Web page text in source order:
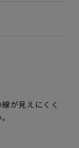
が見えにくく